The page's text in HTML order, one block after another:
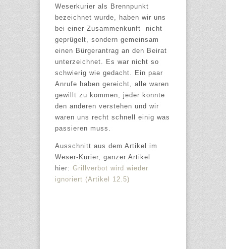
Weserkurier als Brennpunkt
bezeichnet wurde, haben wir uns
bei einer Zusammenkunft nicht
geprügelt, sondern gemeinsam
einen Bürgerantrag an den Beirat
unterzeichnet. Es war nicht so
schwierig wie gedacht. Ein paar
Anrufe haben gereicht, alle waren
gewillt zu kommen, jeder konnte
den anderen verstehen und wir
waren uns recht schnell einig was
passieren muss.
Ausschnitt aus dem Artikel im
Weser-Kurier, ganzer Artikel
hier: Grillverbot wird wieder
ignoriert (Artikel 12.5)